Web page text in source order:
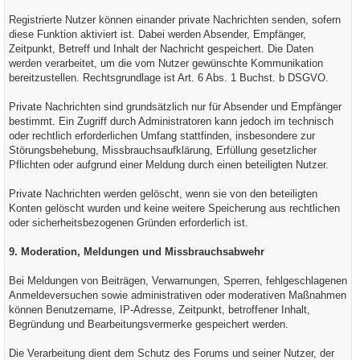
Registrierte Nutzer können einander private Nachrichten senden, sofern
diese Funktion aktiviert ist. Dabei werden Absender, Empfänger,
Zeitpunkt, Betreff und Inhalt der Nachricht gespeichert. Die Daten
werden verarbeitet, um die vom Nutzer gewünschte Kommunikation
bereitzustellen. Rechtsgrundlage ist Art. 6 Abs. 1 Buchst. b DSGVO.
Private Nachrichten sind grundsätzlich nur für Absender und Empfänger
bestimmt. Ein Zugriff durch Administratoren kann jedoch im technisch
oder rechtlich erforderlichen Umfang stattfinden, insbesondere zur
Störungsbehebung, Missbrauchsaufklärung, Erfüllung gesetzlicher
Pflichten oder aufgrund einer Meldung durch einen beteiligten Nutzer.
Private Nachrichten werden gelöscht, wenn sie von den beteiligten
Konten gelöscht wurden und keine weitere Speicherung aus rechtlichen
oder sicherheitsbezogenen Gründen erforderlich ist.
9. Moderation, Meldungen und Missbrauchsabwehr
Bei Meldungen von Beiträgen, Verwarnungen, Sperren, fehlgeschlagenen
Anmeldeversuchen sowie administrativen oder moderativen Maßnahmen
können Benutzername, IP-Adresse, Zeitpunkt, betroffener Inhalt,
Begründung und Bearbeitungsvermerke gespeichert werden.
Die Verarbeitung dient dem Schutz des Forums und seiner Nutzer, der